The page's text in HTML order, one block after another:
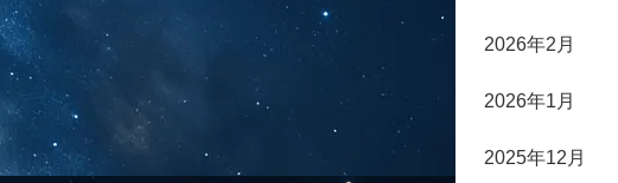
2026年2月
2026年1月
2025年12月